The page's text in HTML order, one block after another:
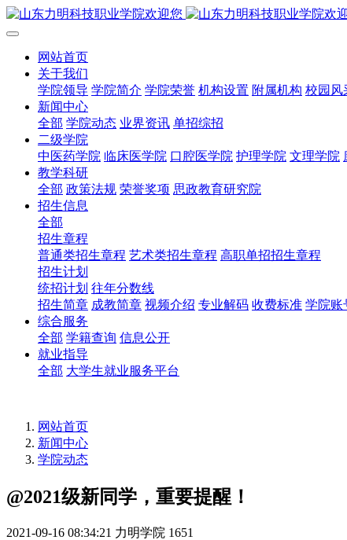
网站首页
关于我们
学院领导 学院简介 学院荣誉 机构设置 附属机构 校园风
新闻中心
全部 学院动态 业界资讯 单招综招
二级学院
中医药学院 临床医学院 口腔医学院 护理学院 文理学院
教学科研
全部 政策法规 荣誉奖项 思政教育研究院
招生信息
全部
招生章程
普通类招生章程 艺术类招生章程 高职单招招生章程
招生计划
统招计划 往年分数线
招生简章 成教简章 视频介绍 专业解码 收费标准 学院账
综合服务
全部 学籍查询 信息公开
就业指导
全部 大学生就业服务平台
网站首页
新闻中心
学院动态
@2021级新同学，重要提醒！
2021-09-16 08:34:21 力明学院 1651